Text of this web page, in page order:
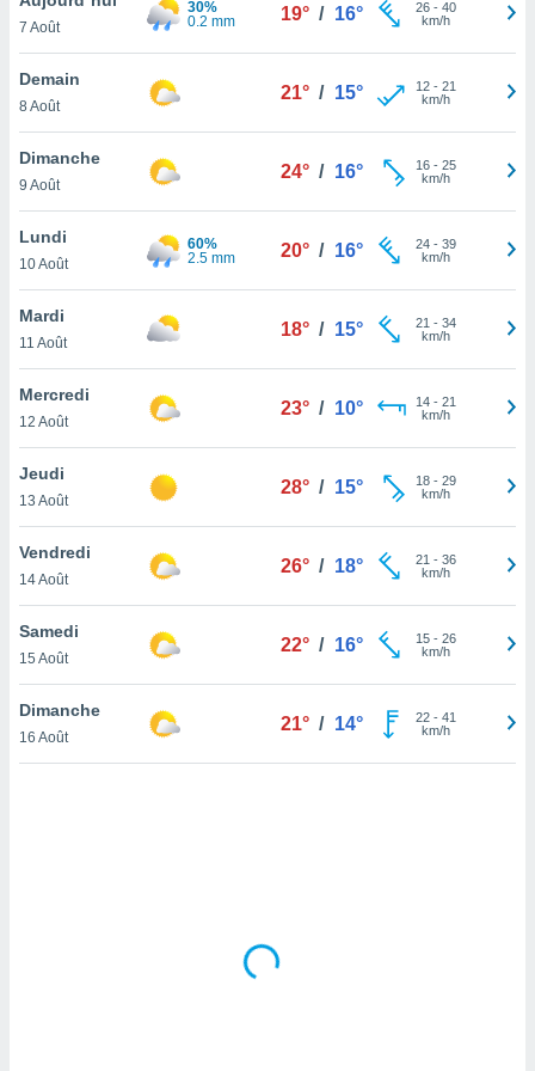
et
»,
au
vous
qu'ils
ou
le
ainsi
un
la
du
en
de
7 Août
30%
0.2 mm
19° / 16° 26- 40
km/h
Demain
8 Août
21° / 15° 12- 21
km/h
Dimanche
9 Août
24° / 16° 16- 25
km/h
Lundi
10 Août
60%
2.5 mm
20° / 16° 24- 39
km/h
Mardi
11 Août
18° / 15° 21 - 34
km/h
Mercredi
12 Août
23° / 10° 14- 21
km/h
Jeudi
13 Août
28° / 15° 18- 29
km/h
Vendredi
14 Août
26° / 18° 21 - 36
km/h
Samedi
15 Août
22° / 16° 15- 26
km/h
Dimanche
16 Août
21° / 14° 22- 41
km/h